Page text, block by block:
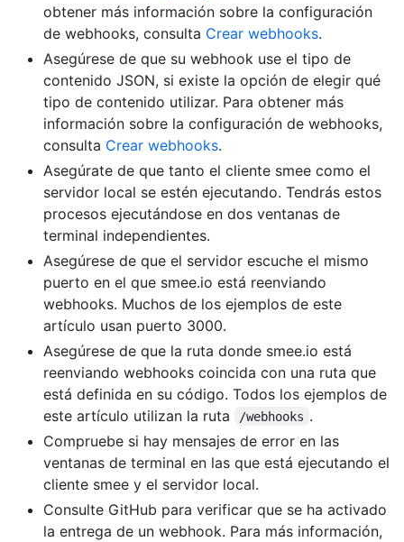
obtener más información sobre la configuración
de webhooks, consulta Crear webhooks.
Asegúrese de que su webhook use el tipo de
contenido JSON, si existe la opción de elegir qué
tipo de contenido utilizar. Para obtener más
información sobre la configuración de webhooks,
consulta Crear webhooks.
Asegúrate de que tanto el cliente smee como el
servidor local se estén ejecutando. Tendrás estos
procesos ejecutándose en dos ventanas de
terminal independientes.
Asegúrese de que el servidor escuche el mismo
puerto en el que smee.io está reenviando
webhooks. Muchos de los ejemplos de este
artículo usan puerto 3000.
Asegúrese de que la ruta donde smee.io está
reenviando webhooks coincida con una ruta que
está definida en su código. Todos los ejemplos de
este artículo utilizan la ruta
/webhooks .
Compruebe si hay mensajes de error en las
ventanas de terminal en las que está ejecutando el
cliente smee y el servidor local.
Consulte GitHub para verificar que se ha activado
la entrega de un webhook. Para más información,